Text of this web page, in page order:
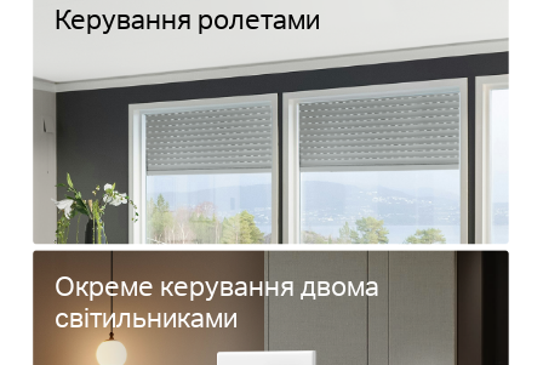
Керування ролетами
Окреме керування двома
світильниками